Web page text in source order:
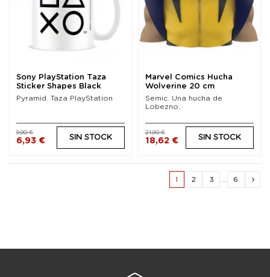
Sony PlayStation Taza
Sticker Shapes Black
Pyramid. Taza PlayStation
6,93 €
9,90 €
SIN STOCK
Marvel Comics Hucha
Wolverine 20 cm
Semic. Una hucha de
Lobezno.
18,62 €
21,90 €
SIN STOCK
1 2 3 6